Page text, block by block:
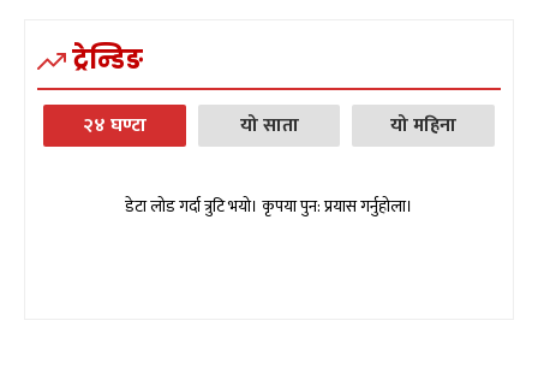
ट्रेन्डिङ
२४ घण्टा यो साता यो महिना
डेटा लोड गर्दा त्रुटि भयो। कृपया पुन: प्रयास गर्नुहोला।